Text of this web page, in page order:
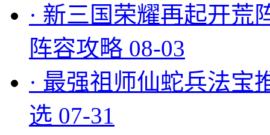
· 新三国荣耀再起开荒
阵容攻略 08-03
· 最强祖师仙蛇兵法宝
选 07-31